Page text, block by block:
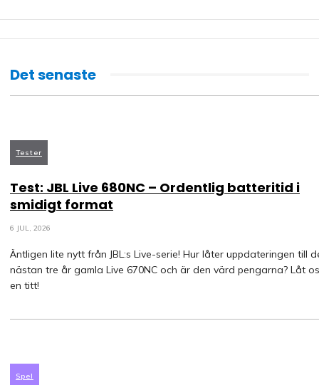
Det senaste
Tester
Test: JBL Live 680NC – Ordentlig batteritid i
smidigt format
6 JUL, 2026
Äntligen lite nytt från JBL:s Live-serie! Hur låter uppdateringen till
nästan tre år gamla Live 670NC och är den värd pengarna? Låt
en titt!
Spel